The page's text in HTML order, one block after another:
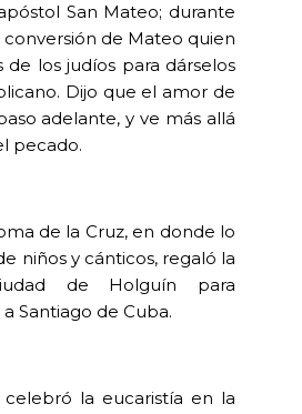
San Mateo; durante
de Mateo quien
los judíos para dárselos
Dijo que el amor de
adelante, y ve más allá
pecado.
de la Cruz, en donde lo
niños y cánticos, regaló la
de Holguín para
Santiago de Cuba.
la eucaristía en la